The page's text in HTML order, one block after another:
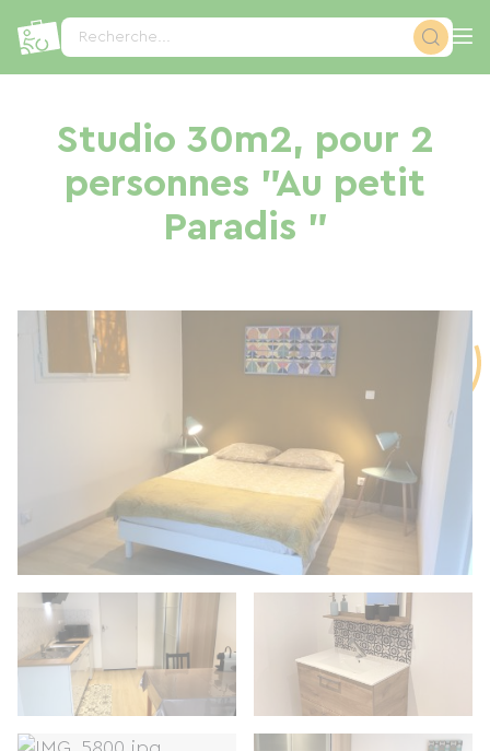
Recherche...
Studio 30m2, pour 2
personnes "Au petit
Paradis "
Panneau de gestion des cookies